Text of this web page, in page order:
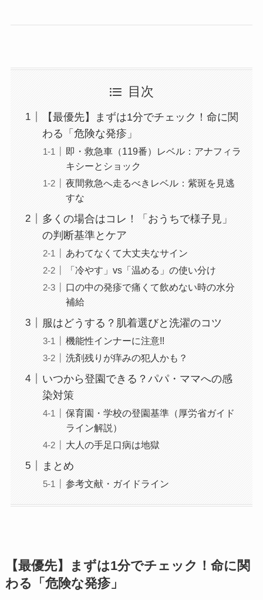
目次
【最優先】まずは1分でチェック！命に関
わる「危険な発疹」
即・救急車（119番）レベル：アナフィラ
キシーとショック
夜間救急へ走るべきレベル：紫斑を見逃
すな
多くの場合はコレ！「おうちで様子見」
の判断基準とケア
あわてなくて大丈夫なサイン
「冷やす」vs「温める」の使い分け
口の中の発疹で痛くて飲めない時の水分
補給
服はどうする？肌着選びと洗濯のコツ
機能性インナーに注意!!
洗剤残りが痒みの犯人かも？
いつから登園できる？パパ・ママへの感
染対策
保育園・学校の登園基準（厚労省ガイド
ライン解説）
大人の手足口病は地獄
まとめ
参考文献・ガイドライン
【最優先】まずは1分でチェック！命に関
わる「危険な発疹」